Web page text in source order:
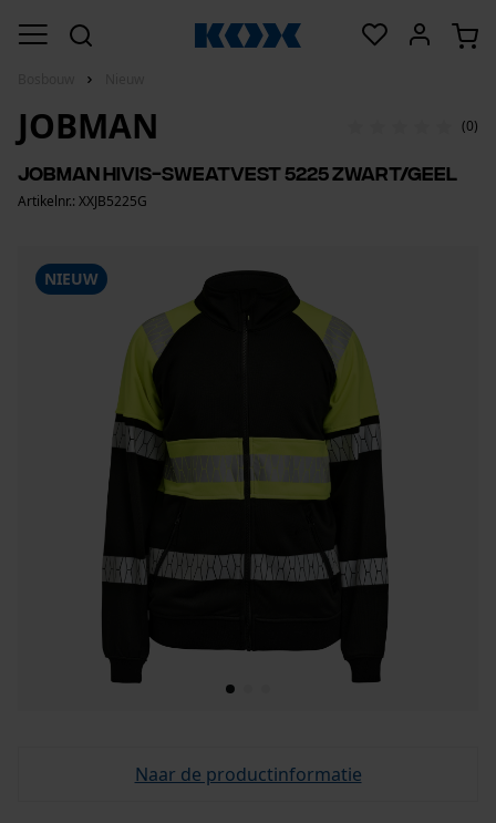
NIEUW
JOBMAN (0)
Jobman HiVis-sweatvest 5225 zwart/geel
Artikelnr.: XXJB5225G
Naar de productinformatie